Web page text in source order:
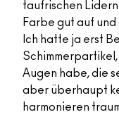
taufrischen
Farbe gut auf
Ich hatte ja erst
Augen habe, die
aber überhaupt
harmonieren